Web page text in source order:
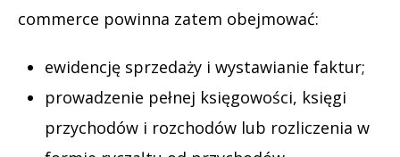
commerce powinna zatem obejmować:
ewidencję sprzedaży i wystawianie faktur;
prowadzenie pełnej księgowości, księgi
przychodów i rozchodów lub rozliczenia w